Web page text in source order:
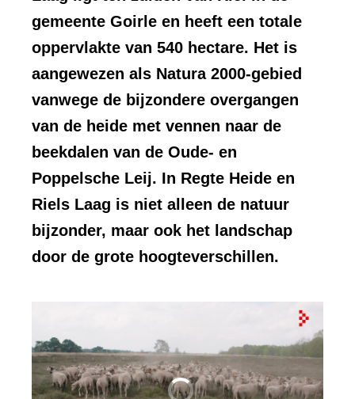
gemeente Goirle en heeft een totale
oppervlakte van 540 hectare. Het is
aangewezen als Natura 2000-gebied
vanwege de bijzondere overgangen
van de heide met vennen naar de
beekdalen van de Oude- en
Poppelsche Leij. In Regte Heide en
Riels Laag is niet alleen de natuur
bijzonder, maar ook het landschap
door de grote hoogteverschillen.